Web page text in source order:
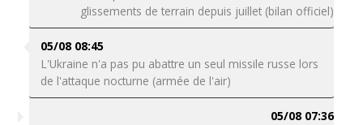
glissements de terrain depuis juillet (bilan officiel)
05/08 08:45
L'Ukraine n'a pas pu abattre un seul missile russe lors
de l'attaque nocturne (armée de l'air)
05/08 07:36